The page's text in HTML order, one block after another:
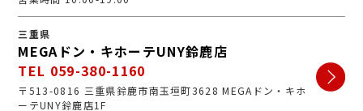
三重県
MEGAドン・キホーテUNY鈴鹿店
TEL 059-380-1160
〒513-0816 三重県鈴鹿市南玉垣町3628 MEGAドン・キホ
ーテUNY鈴鹿店1F